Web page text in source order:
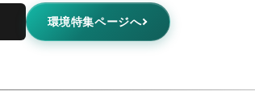
環境特集ページへ